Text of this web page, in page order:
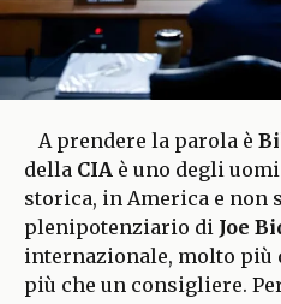
A prendere la parola è
della CIA è uno degli
storica, in America e non
plenipotenziario di Joe
internazionale, molto
più che un consigliere.